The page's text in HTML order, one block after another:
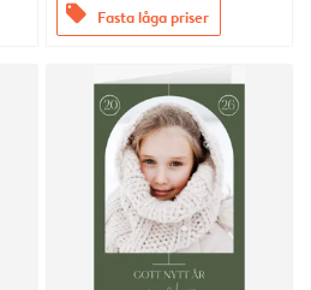
offers Fasta låga priser